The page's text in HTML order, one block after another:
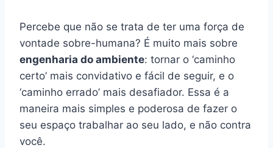
Percebe que não se trata de ter uma força de
vontade sobre-humana? É muito mais sobre
engenharia do ambiente: tornar o ‘caminho
certo’ mais convidativo e fácil de seguir, e o
‘caminho errado’ mais desafiador. Essa é a
maneira mais simples e poderosa de fazer o
seu espaço trabalhar ao seu lado, e não contra
você.